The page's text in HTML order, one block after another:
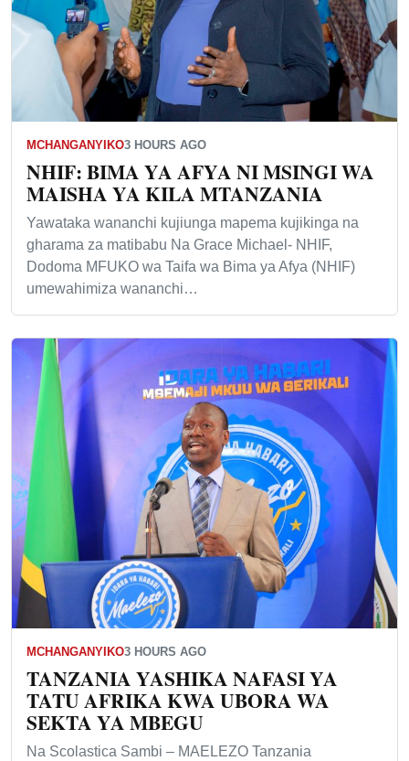
MCHANGANYIKO3 HOURS AGO
NHIF: BIMA YA AFYA NI MSINGI WA
MAISHA YA KILA MTANZANIA
Yawataka wananchi kujiunga mapema kujikinga na
gharama za matibabu Na Grace Michael- NHIF,
Dodoma MFUKO wa Taifa wa Bima ya Afya (NHIF)
umewahimiza wananchi…
MCHANGANYIKO3 HOURS AGO
TANZANIA YASHIKA NAFASI YA
TATU AFRIKA KWA UBORA WA
SEKTA YA MBEGU
Na Scolastica Sambi – MAELEZO Tanzania